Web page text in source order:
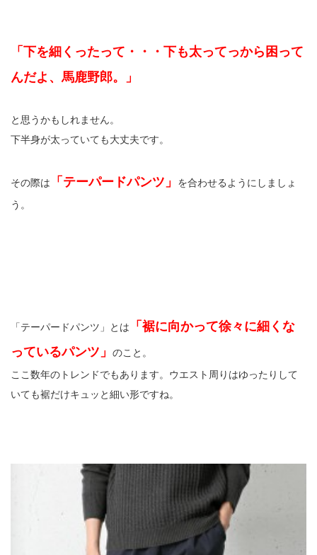
「下を細くったって・・・下も太ってっから困って
んだよ、馬鹿野郎。」
と思うかもしれません。
下半身が太っていても大丈夫です。
その際は 「テーパードパンツ」
を合わせるようにしましょ
う。
「テーパードパンツ」とは
「裾に向かって徐々に細くな
っているパンツ」
のこと。
ここ数年のトレンドでもあります。ウエスト周りはゆったりして
いても裾だけキュッと細い形ですね。